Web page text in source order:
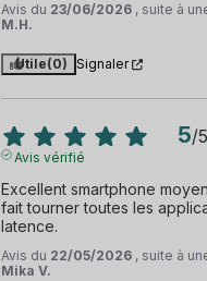
Avis du 23/06/2026 , suite à
M.H.
Utile(0) Signaler
5/5
Avis vérifié
Excellent smartphone
fait tourner toutes les
latence.
Avis du 22/05/2026 , suite à
Mika V.